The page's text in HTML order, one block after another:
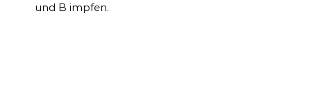
und B impfen.